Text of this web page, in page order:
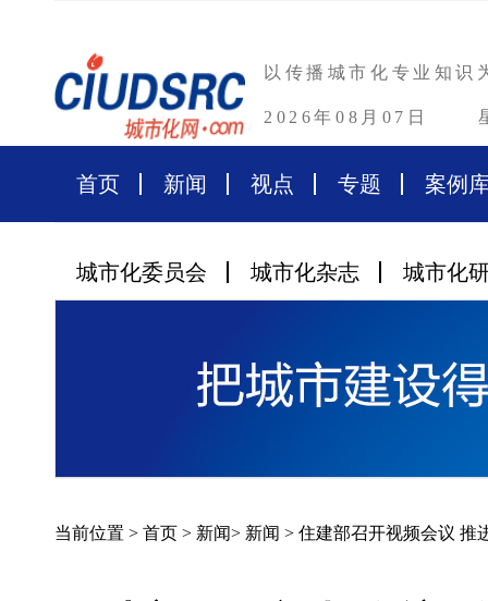
以传播城市化专业知识
2026年08月07日
首页 新闻 视点 专题 案例
城市化委员会 城市化杂志 城市化
当前位置 > 首页 > 新闻> 新闻 > 住建部召开视频会议 推